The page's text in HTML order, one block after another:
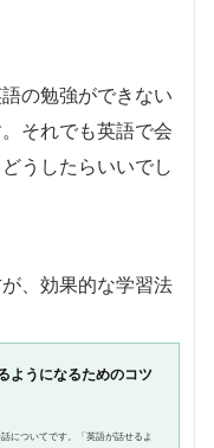
の勉強ができない
それでも英語で会
うしたらいいでし
、効果的な学習法
ようになるためのコツ
についてです。「英語が話せるよ